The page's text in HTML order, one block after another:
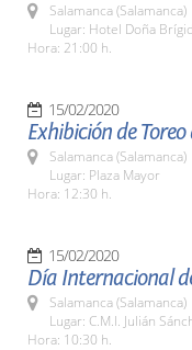
Salamanca (Salamanca)
Lugar: Hotel Doña
Hora: 21:00 h.
15/02/2020
Exhibición de Toreo
Salamanca (Salamanca)
Lugar: Plaza Mayor
Hora: 12:30 h.
15/02/2020
Día Internacional
Salamanca (Salamanca)
Lugar: C.M.I. Julián
Hora: 10:30 h.